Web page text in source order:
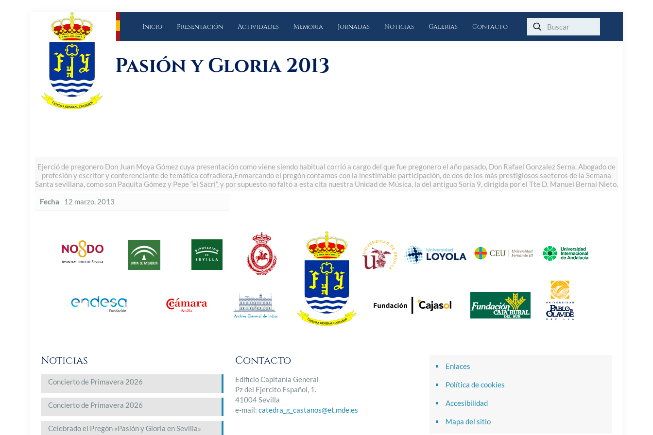
Inicio Presentación Actividades Memoria Jornadas Noticias Galerías Contacto
Pasión y Gloria 2013
Ejerció de pregonero Don Juan Moya Gómez cuya presentación como viene siendo habitual corrió a cargo del que fue pregonero el año pasado, Don Rafael Gonzalez Serna. Abogado de
profesión y escritor y conferenciante de temática cofradiera,Enmarcando el pregón contamos con la inestimable participación, de dos de los más prestigiosos saeteros de la Semana
Santa sevillana, como son Paquita Gómez y Pepe “el Sacri”, y por supuesto no faltó a esta cita nuestra Unidad de Música, la del antiguo Soria 9, dirigida por el Tte D. Manuel Bernal Nieto.
Fecha
12 marzo, 2013
Noticias
Concierto de Primavera 2026
Concierto de Primavera 2026
Celebrado el Pregón «Pasión y Gloria en Sevilla»
Contacto
Edificio Capitanía General
Pz del Ejercito Español, 1.
41004 Sevilla
e-mail: catedra_g_castanos@et.mde.es
Enlaces
Política de cookies
Accesibilidad
Mapa del sitio